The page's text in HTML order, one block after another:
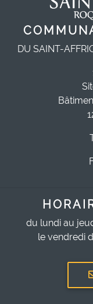
DU SAINT-
du lundi au
le vendredi